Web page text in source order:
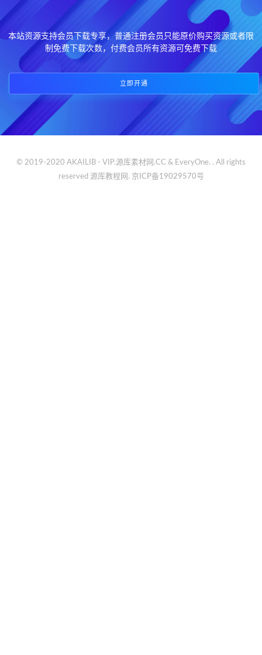
本站资源支持会员下载专享，普通注册会员只能原价购买资源或者限
制免费下载次数，付费会员所有资源可免费下载
立即开通
© 2019-2020 AKAILIB - VIP.源库素材网.CC & EveryOne. . All rights
reserved 源库教程网. 京ICP备19029570号